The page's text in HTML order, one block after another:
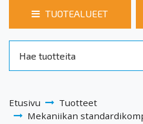
TUOTEALUEET
Etusivu
Tuotteet
Mekaniikan